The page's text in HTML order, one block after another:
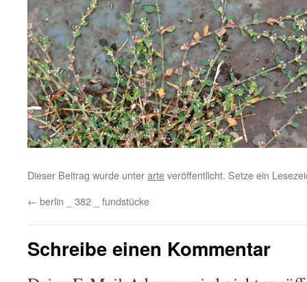
Dieser Beitrag wurde unterarteveröffentlicht. Setze ein
← berlin _ 382 _ fundstücke
Schreibe einen Kommentar